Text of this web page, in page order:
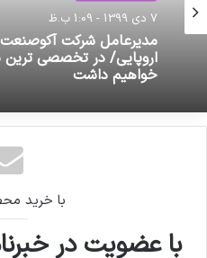
7 دی 1399 - 1:09 ب.ظ
مدیرعامل شرکت
اروپایی/ در تخصصی ترین
حوزه سلامت
25 اردیبهشت 1401 - 11:52 ق.ظ
صدای مخالفان ارز
با خرید
با عضویت در